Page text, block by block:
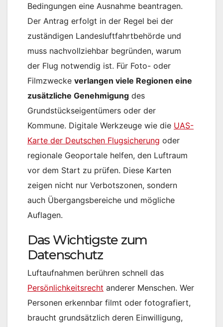
Bedingungen eine Ausnahme beantragen.
Der Antrag erfolgt in der Regel bei der
zuständigen Landesluftfahrtbehörde und
muss nachvollziehbar begründen, warum
der Flug notwendig ist. Für Foto- oder
Filmzwecke verlangen viele Regionen eine
zusätzliche Genehmigung des
Grundstückseigentümers oder der
Kommune. Digitale Werkzeuge wie die UAS-
Karte der Deutschen Flugsicherung oder
regionale Geoportale helfen, den Luftraum
vor dem Start zu prüfen. Diese Karten
zeigen nicht nur Verbotszonen, sondern
auch Übergangsbereiche und mögliche
Auflagen.
Das Wichtigste zum
Datenschutz
Luftaufnahmen berühren schnell das
Persönlichkeitsrecht anderer Menschen. Wer
Personen erkennbar filmt oder fotografiert,
braucht grundsätzlich deren Einwilligung,